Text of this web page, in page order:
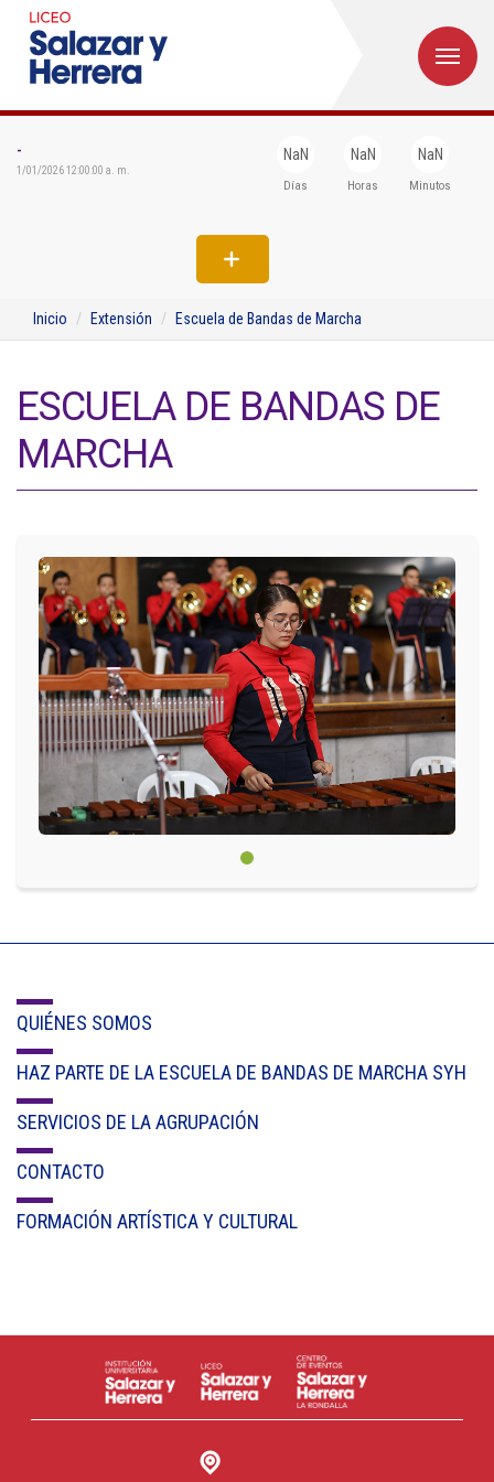
-
1/01/2026 12:00:00 a. m.
NaN
Días
NaN
Horas
NaN
Minutos
Inicio Extensión Escuela de Bandas de Marcha
ESCUELA DE BANDAS DE
MARCHA
QUIÉNES SOMOS
HAZ PARTE DE LA ESCUELA DE BANDAS DE MARCHA SYH
SERVICIOS DE LA AGRUPACIÓN
CONTACTO
FORMACIÓN ARTÍSTICA Y CULTURAL
Formación
Departamentos
Extensión
Bienestar
Biblioteca
Académico
Padres
Egresados
Pagos
PQRSF
Medellín - Colombia - Suramérica
Denuncia de Corrupción y Sobornos